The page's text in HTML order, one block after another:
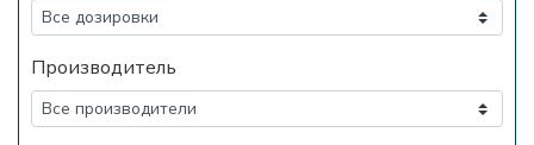
Производитель